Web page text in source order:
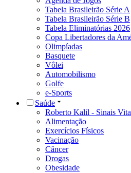
Tabela Brasileirão Série A
Tabela Brasileirão Série B
Tabela Eliminatórias 2026
Copa Libertadores da
Olimpíadas
Basquete
Vôlei
Automobilismo
Golfe
e-Sports
Saúde
Roberto Kalil - Sinais
Alimentação
Exercícios Físicos
Vacinação
Câncer
Drogas
Obesidade